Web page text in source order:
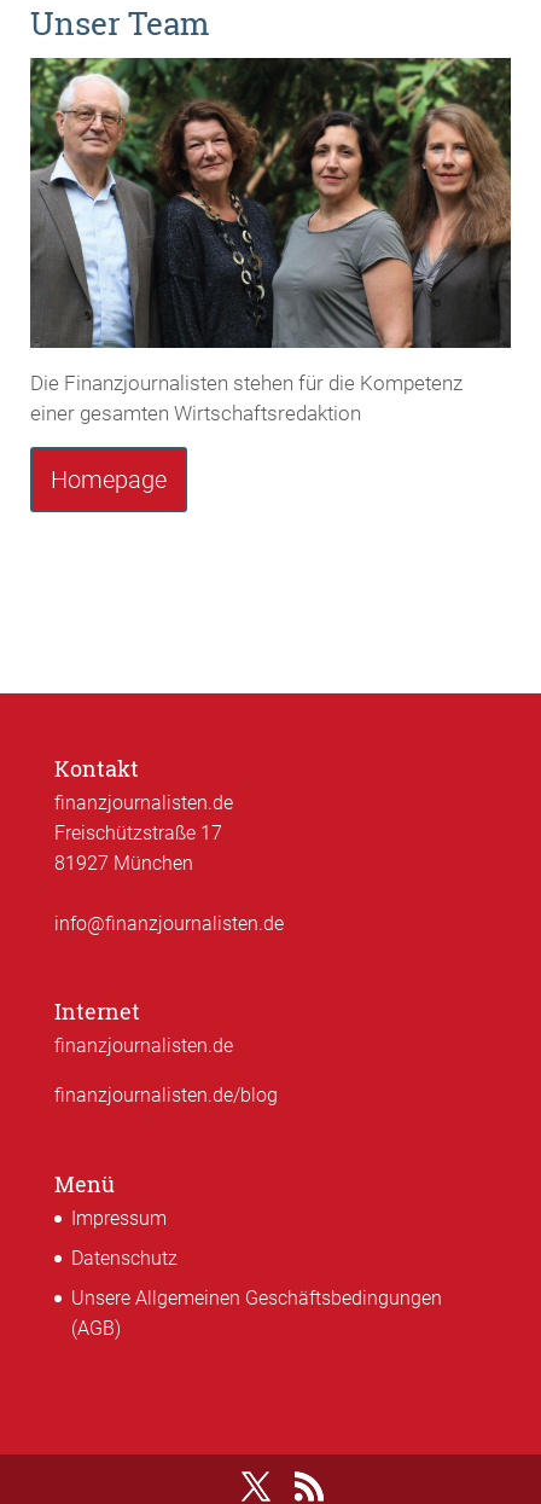
Unser Team
Die Finanzjournalisten stehen für die Kompetenz
einer gesamten Wirtschaftsredaktion
Homepage
Kontakt
finanzjournalisten.de
Freischützstraße 17
81927 München
info@finanzjournalisten.de
Internet
finanzjournalisten.de
finanzjournalisten.de/blog
Menü
Impressum
Datenschutz
Unsere Allgemeinen Geschäftsbedingungen
(AGB)